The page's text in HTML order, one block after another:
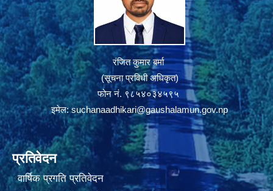
रंजित कुमार बर्मा
(सूचना प्रविधी अधिकृत)
फोन नं. ९८५४०३४५९५
इमेल:suchanaadhikari@gaushalamun.gov.np
प्रतिवेदन
वार्षिक प्रगति प्रतिवेदन